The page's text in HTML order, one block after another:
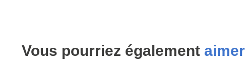
Vous pourriez également aimer